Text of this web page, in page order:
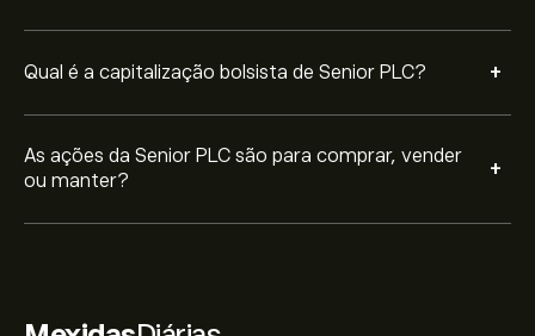
Qual é a capitalização bolsista de Senior PLC? +
As ações da Senior PLC são para comprar, vender
ou manter?
+